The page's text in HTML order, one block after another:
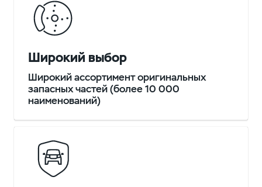
Широкий выбор
Широкий ассортимент оригинальных
запасных частей (более 10 000
наименований)